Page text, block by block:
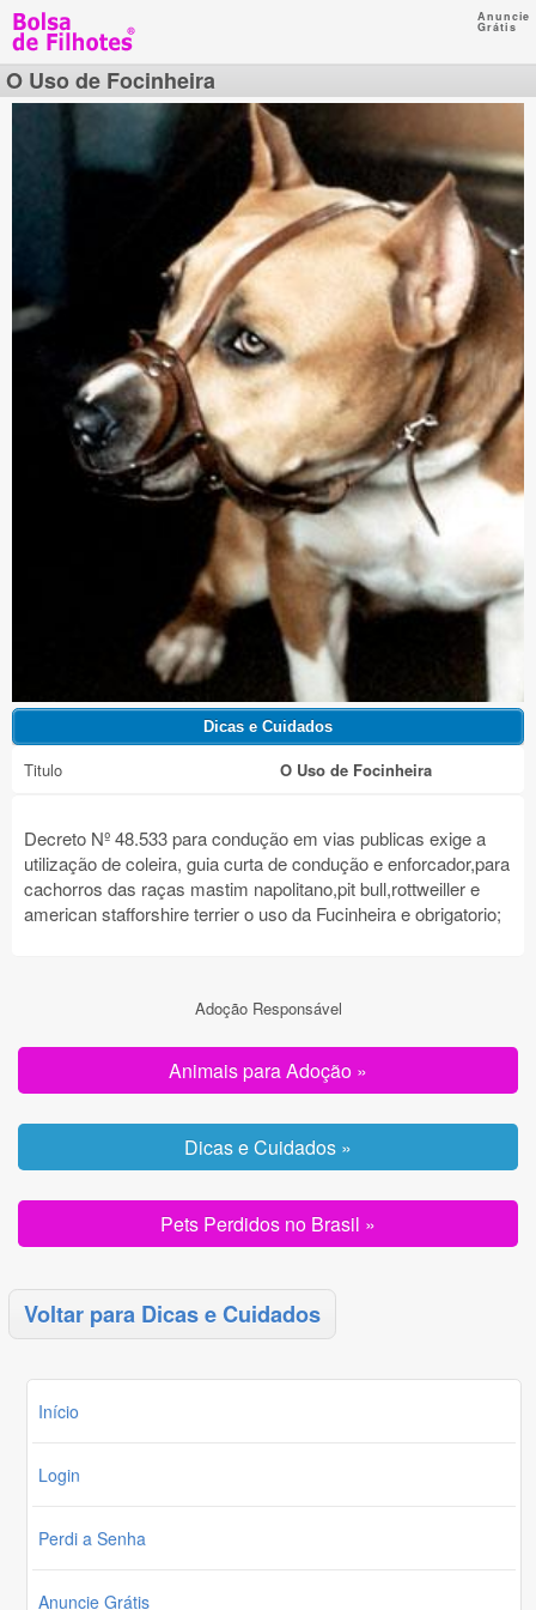
Anuncie
Grátis
O Uso de Focinheira
Titulo O Uso de Focinheira
Decreto Nº 48.533 para condução em vias publicas exige a
utilização de coleira, guia curta de condução e enforcador,para
cachorros das raças mastim napolitano,pit bull,rottweiller e
american stafforshire terrier o uso da Fucinheira e obrigatorio;
Adoção Responsável
Animais para Adoção »
Dicas e Cuidados »
Pets Perdidos no Brasil »
Voltar para Dicas e Cuidados
Início
Login
Perdi a Senha
Anuncie Grátis